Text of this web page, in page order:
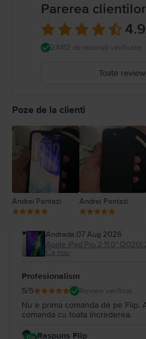
Parerea
4.9
24412 de recenzii verificate
Toate
Poze de la clienti
Andrei Pantazi Andrei Pantazi
Andrada,07 Aug 2026
Apple iPad Pro 2 11.0" (2020)
Ca nou
Profesionalism
5/5 Review verificat
Nu e prima comanda de pe Flip.
comanda cu toata increderea.
Raspuns Flip